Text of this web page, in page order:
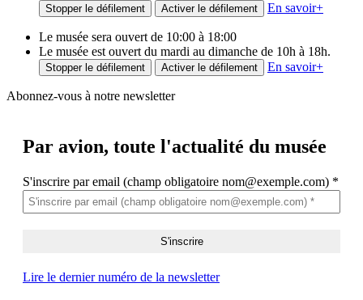
Stopper le défilement Activer le défilement En savoir+
Le musée sera ouvert de 10:00 à 18:00
Le musée est ouvert du mardi au dimanche de 10h à 18h.
Stopper le défilement Activer le défilement En savoir+
Abonnez-vous à notre newsletter
Par avion, toute l'actualité du musée
S'inscrire par email (champ obligatoire nom@exemple.com) *
Lire le dernier numéro de la newsletter